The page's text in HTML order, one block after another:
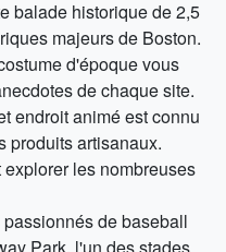
balade historique de 2,5
majeurs de Boston.
d'époque vous
de chaque site.
endroit animé est connu
produits artisanaux.
les nombreuses
de baseball